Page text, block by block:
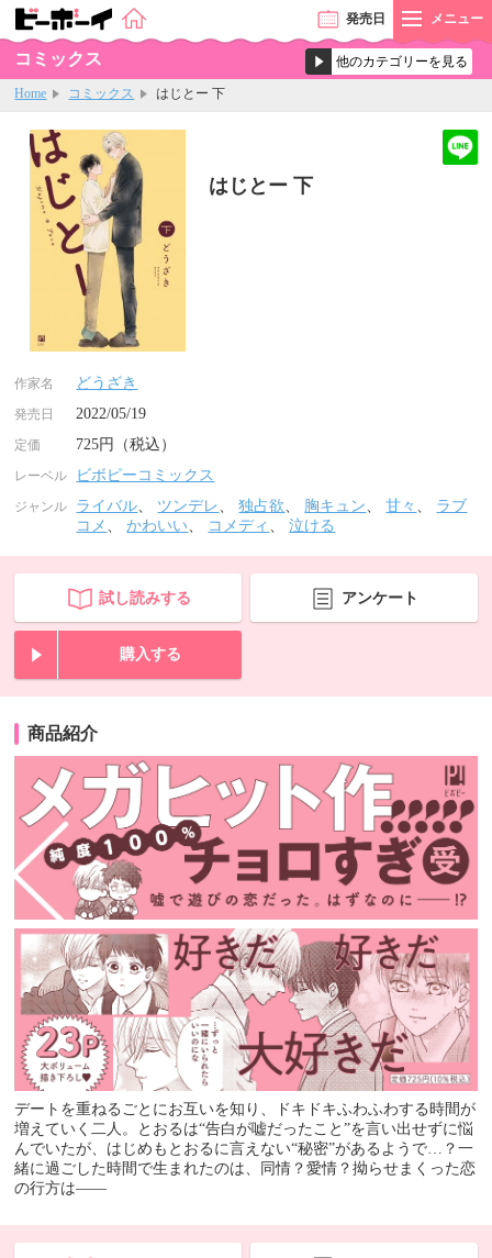
発売日 メニュー
コミックス
Home コミックス はじとー 下
はじとー 下
作家名 どうざき
発売日 2022/05/19
定価 725円（税込）
レーベル ビボピーコミックス
ジャンル ライバル、 ツンデレ 、独占欲、 胸キュン、甘々 、 ラブ
コメ 、かわいい、 コメディ 、泣ける
試し読みする アンケート
購入する
商品紹介
デートを重ねるごとにお互いを知り、ドキドキふわふわする時間が
増えていく二人。とおるは“告白が嘘だったこと”を言い出せずに悩
んでいたが、はじめもとおるに言えない“秘密”があるようで…？一
緒に過ごした時間で生まれたのは、同情？愛情？拗らせまくった恋
の行方は――